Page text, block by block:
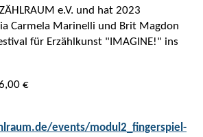
e.V. und hat 2023
Carmela Marinelli und Brit Magdon
für Erzählkunst "IMAGINE!" ins
€
events/modul2_fingerspiel-